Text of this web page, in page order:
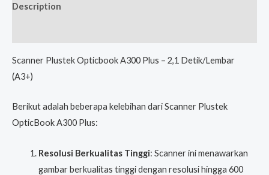
Description
Scanner Plustek Opticbook A300 Plus – 2,1 Detik/Lembar
(A3+)
Berikut adalah beberapa kelebihan dari Scanner Plustek
OpticBook A300 Plus:
Resolusi Berkualitas Tinggi: Scanner ini menawarkan
gambar berkualitas tinggi dengan resolusi hingga 600